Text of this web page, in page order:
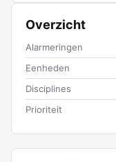
Overzicht
Alarmeringen
Eenheden
Disciplines
Prioriteit